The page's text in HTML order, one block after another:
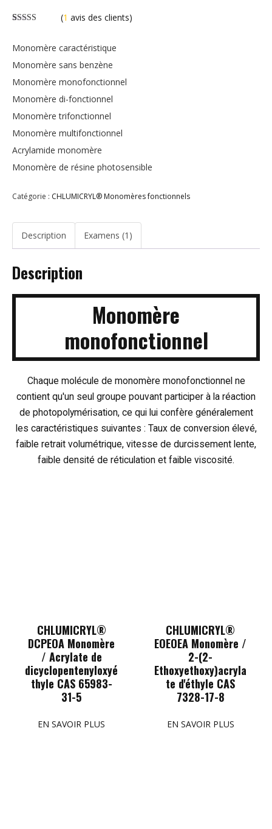
fonction de
des clients
(1 avis des clients)
Monomère caractéristique
Monomère sans benzène
Monomère monofonctionnel
Monomère di-fonctionnel
Monomère trifonctionnel
Monomère multifonctionnel
Acrylamide monomère
Monomère de résine photosensible
Catégorie : CHLUMICRYL® Monomères fonctionnels
Description Examens (1)
Description
Monomère
monofonctionnel
Chaque molécule de monomère monofonctionnel ne
contient qu'un seul groupe pouvant participer à la réaction
de photopolymérisation, ce qui lui confère généralement
les caractéristiques suivantes : Taux de conversion élevé,
faible retrait volumétrique, vitesse de durcissement lente,
faible densité de réticulation et faible viscosité.
CHLUMICRYL®
DCPEOA Monomère
/ Acrylate de
dicyclopentenyloxyé
thyle CAS 65983-
31-5
EN SAVOIR PLUS
CHLUMICRYL®
EOEOEA Monomère /
2-(2-
Ethoxyethoxy)acryla
te d'éthyle CAS
7328-17-8
EN SAVOIR PLUS